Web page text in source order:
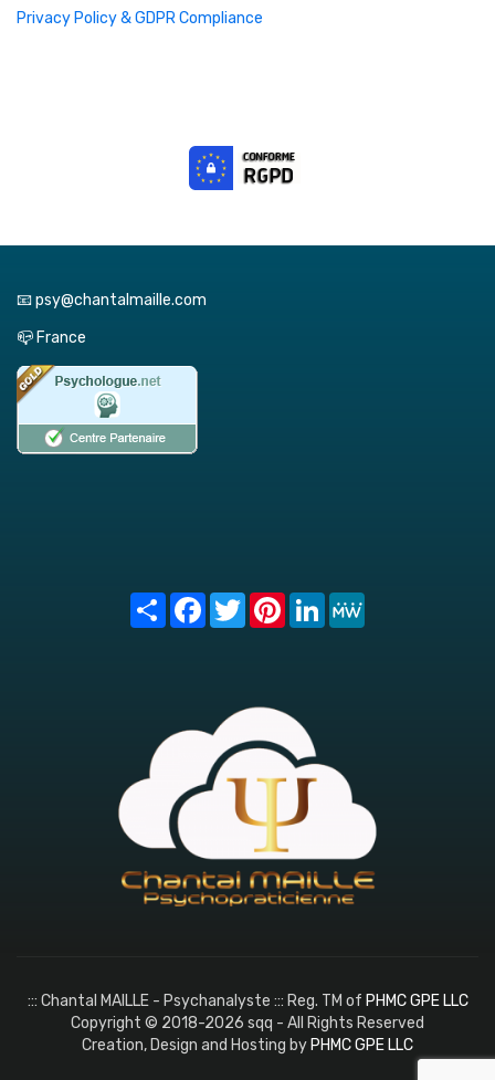
Privacy Policy & GDPR Compliance
📧 psy@chantalmaille.com
📪 France
Share FacebookTwitterPinterest
LinkedIn
::: Chantal MAILLE - Psychanalyste ::: Reg. TM of PHMC GPE LLC
Copyright © 2018-2026 sqq - All Rights Reserved
Creation, Design and Hosting by PHMC GPE LLC